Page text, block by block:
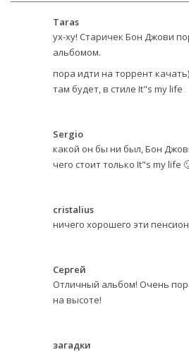
Taras
ух-ху! Старичек Бон Джови
альбомом.
пора идти на торрент
там будет, в стиле It"s my life
Sergio
какой он бы ни был, Бон
чего стоит только It"s my life
cristalius
ничего хорошего эти
Сергей
Отличный альбом! Очень
на высоте!
загадки